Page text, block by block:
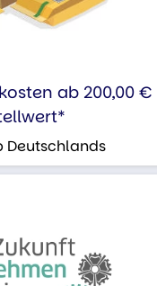
ab 200,00 €
Deutschlands